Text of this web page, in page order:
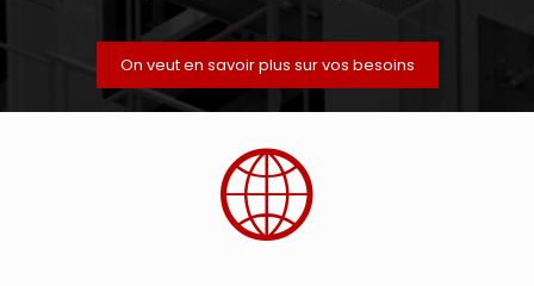
On veut en savoir plus sur vos besoins